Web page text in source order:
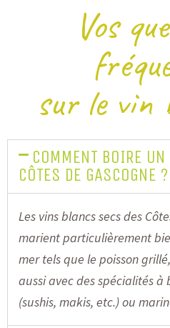
Vos
sur le vin
COMMENT BOIRE
CÔTES DE GASCOGNE ?
Les vins blancs secs des
marient particulièrement
mer tels que le poisson
aussi avec des spécialités à
(sushis, makis, etc.) ou